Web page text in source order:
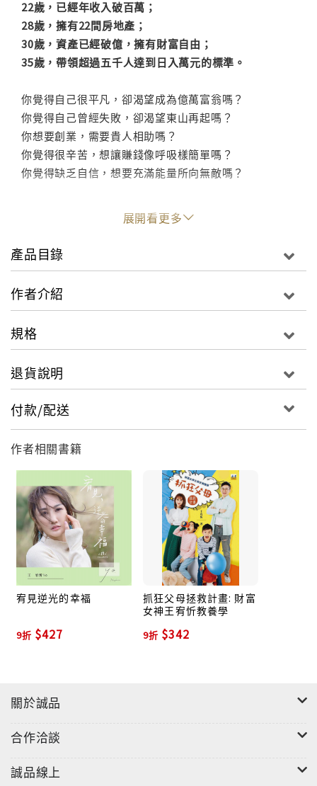
22歲，已經年收入破百萬；
28歲，擁有22間房地產；
30歲，資產已經破億，擁有財富自由；
35歲，帶領超過五千人達到日入萬元的標準。
你覺得自己很平凡，卻渴望成為億萬富翁嗎？
你覺得自己曾經失敗，卻渴望東山再起嗎？
你想要創業，需要貴人相助嗎？
你覺得很辛苦，想讓賺錢像呼吸樣簡單嗎？
你覺得缺乏自信，想要充滿能量所向無敵嗎？
由22K開始的人生，看不到希望嗎？
只有四位數字的戶頭，可能造就富豪傳奇嗎？
你，還在害怕未來不知道該如何走下去嗎？
心靈財富女神告訴你，
也可以是你的故事！
這世界上對你最有影響力的人，不是總統，不是上帝，
也不是你的父母，而是你自己。只要願意學習，願意挑
戰自己，日入萬元只是剛好而已，成就富裕人生不是
夢！
成功最重要的是工具，但最基本的，卻是你這個
「人」。
你的觀念對了，也建立了信念，並且願意行動再行動，
好的系統才能成為你的成功加速器。
不要再只是「想」了，起來行動吧！
願幸福與力量，永遠與你同在。
展開看更多
產品目錄
作者介紹
規格
退貨說明
付款/配送
作者相關書籍
宥見逆光的幸福
9折 $427
抓狂父母拯救計畫: 財富
女神王宥忻教養學
9折 $342
關於誠品
合作洽談
誠品線上